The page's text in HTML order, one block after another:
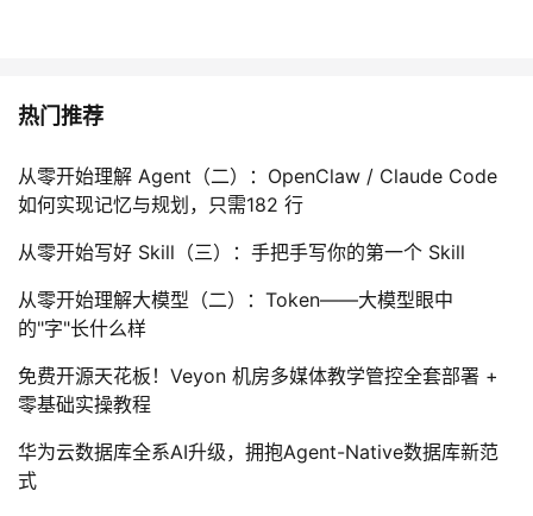
热门推荐
从零开始理解 Agent（二）：OpenClaw / Claude Code
如何实现记忆与规划，只需182 行
从零开始写好 Skill（三）：手把手写你的第一个 Skill
从零开始理解大模型（二）：Token——大模型眼中
的"字"长什么样
免费开源天花板！Veyon 机房多媒体教学管控全套部署 +
零基础实操教程
华为云数据库全系AI升级，拥抱Agent-Native数据库新范
式